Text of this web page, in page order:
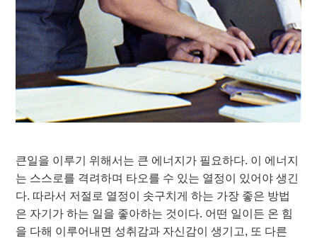
큰일을 이루기 위해서는 큰 에너지가 필요하다. 이 에너지
는 스스로를 격려하며 타오를 수 있는 열정이 있어야 생긴
다. 따라서 저절로 열정이 솟구치게 하는 가장 좋은 방법
은 자기가 하는 일을 좋아하는 것이다. 어떤 일이든 온 힘
을 다해 이루어내면 성취감과 자신감이 생기고, 또 다른